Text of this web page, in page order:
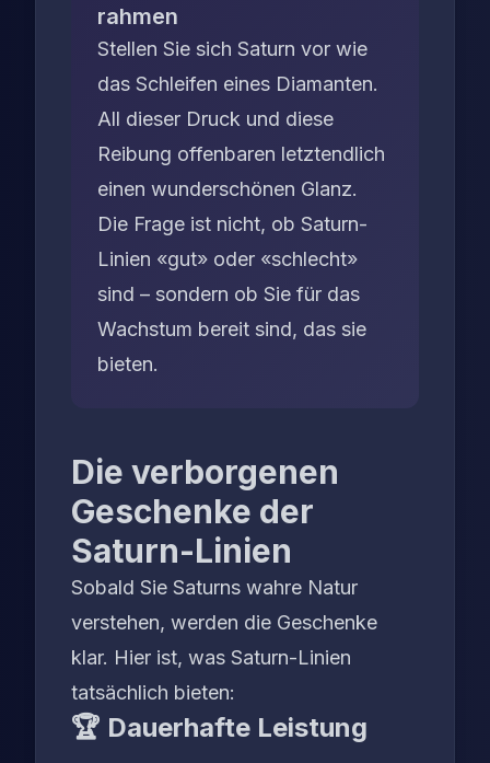
rahmen
Stellen Sie sich Saturn vor wie
das Schleifen eines Diamanten.
All dieser Druck und diese
Reibung offenbaren letztendlich
einen wunderschönen Glanz.
Die Frage ist nicht, ob Saturn-
Linien «gut» oder «schlecht»
sind – sondern ob Sie für das
Wachstum bereit sind, das sie
bieten.
Die verborgenen
Geschenke der
Saturn-Linien
Sobald Sie Saturns wahre Natur
verstehen, werden die Geschenke
klar. Hier ist, was Saturn-Linien
tatsächlich bieten:
🏆 Dauerhafte Leistung